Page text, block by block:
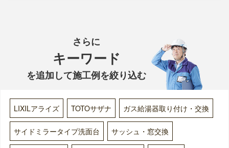
さらに
キーワード
を追加して施工例を絞り込む
LIXILアライズ TOTOサザナ ガス給湯器取り付け・交換
サイドミラータイプ洗面台 サッシュ・窓交換